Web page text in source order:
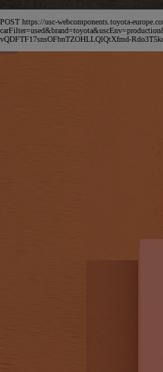
POST https://usc-webcomponents.toyota-
vQDFTF17snsOFbnTZOHLLQlQtXfmd-